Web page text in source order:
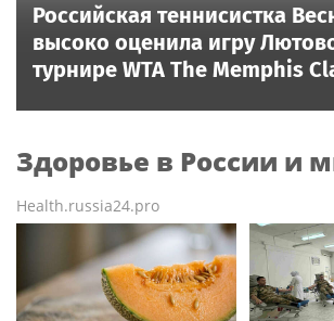
Российская теннисистка
высоко оценила игру
турнире WTA The Memphis
Здоровье в России и
Health.russia24.pro